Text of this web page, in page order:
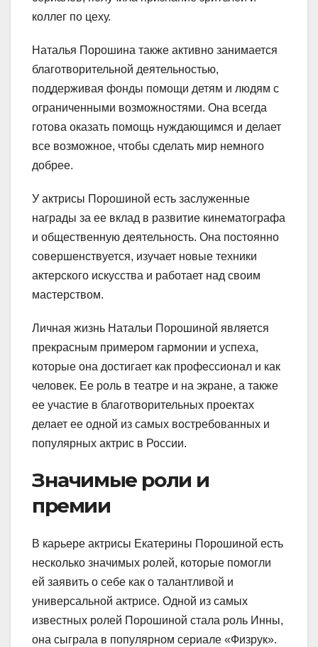
коллег по цеху.
Наталья Порошина также активно занимается
благотворительной деятельностью,
поддерживая фонды помощи детям и людям с
ограниченными возможностями. Она всегда
готова оказать помощь нуждающимся и делает
все возможное, чтобы сделать мир немного
добрее.
У актрисы Порошиной есть заслуженные
награды за ее вклад в развитие кинематографа
и общественную деятельность. Она постоянно
совершенствуется, изучает новые техники
актерского искусства и работает над своим
мастерством.
Личная жизнь Натальи Порошиной является
прекрасным примером гармонии и успеха,
которые она достигает как профессионал и как
человек. Ее роль в театре и на экране, а также
ее участие в благотворительных проектах
делает ее одной из самых востребованных и
популярных актрис в России.
Значимые роли и
премии
В карьере актрисы Екатерины Порошиной есть
несколько значимых ролей, которые помогли
ей заявить о себе как о талантливой и
универсальной актрисе. Одной из самых
известных ролей Порошиной стала роль Инны,
она сыграла в популярном сериале «Физрук».